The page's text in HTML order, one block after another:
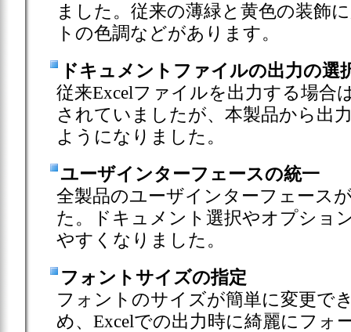
ました。従来の薄緑と黄色の装飾
トの色調などがあります。
ドキュメントファイルの出力の選
従来Excelファイルを出力する場合
されていましたが、本製品から出
ようになりました。
ユーザインターフェースの統一
全製品のユーザインターフェース
た。ドキュメント選択やオプショ
やすくなりました。
フォントサイズの指定
フォントのサイズが簡単に変更で
め、Excelでの出力時に綺麗にフ